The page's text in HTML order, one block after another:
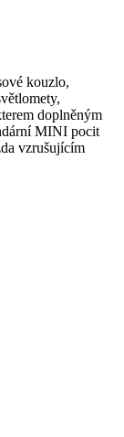
kouzlo,
doplněným
MINI pocit
vzrušujícím